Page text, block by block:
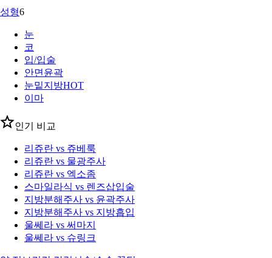
성형6
눈
코
입/입술
안면윤곽
눈밑지방HOT
이마
인기 비교
리쥬란 vs 쥬베룩
리쥬란 vs 물광주사
리쥬란 vs 엑소좀
스마일라식 vs 렌즈삽입술
지방분해주사 vs 윤곽주사
지방분해주사 vs 지방흡입
울쎄라 vs 써마지
울쎄라 vs 슈링크